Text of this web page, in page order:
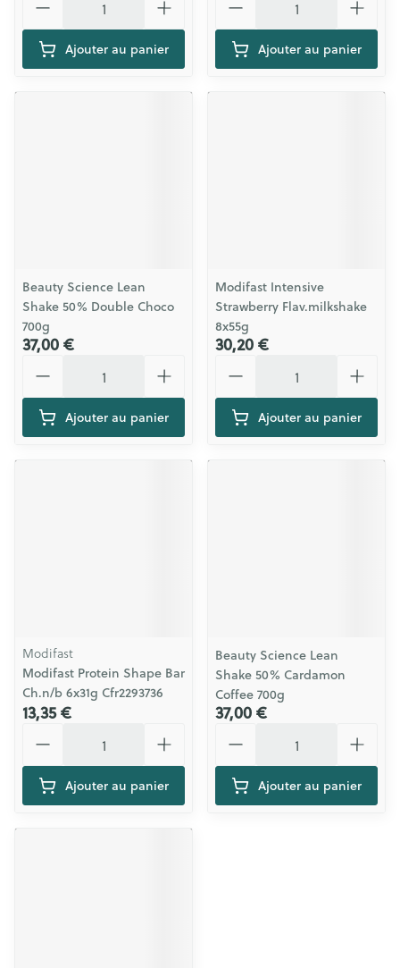
Ajouter au panier Ajouter au panier
Beauty Science Lean
Shake 50% Double Choco
700g
37,00 €
Ajouter au panier
Modifast Intensive
Strawberry Flav.milkshake
8x55g
30,20 €
Ajouter au panier
Modifast
Modifast Protein Shape Bar
Ch.n/b 6x31g Cfr2293736
13,35 €
Ajouter au panier
Beauty Science Lean
Shake 50% Cardamon
Coffee 700g
37,00 €
Ajouter au panier